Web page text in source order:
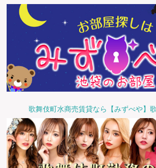
歌舞伎町水商売賃貸なら【みずべや】